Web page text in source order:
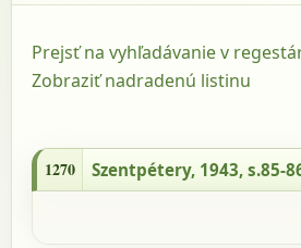
Prejsť na vyhľadávanie v
Zobraziť nadradenú listinu
2005
1270 Szentpétery, 1943, s.85-